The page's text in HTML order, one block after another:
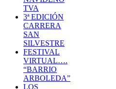
TVA
3ª EDICIÓN
CARRERA
SAN
SILVESTRE
FESTIVAL
VIRTUAL….
“BARRIO
ARBOLEDA”
LOS